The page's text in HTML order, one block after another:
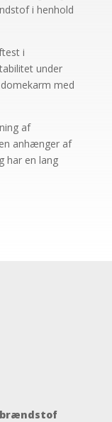
i henhold
i
under
med
af
anhænger af
har en lang
brændstof